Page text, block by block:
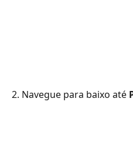
2. Navegue para baixo até